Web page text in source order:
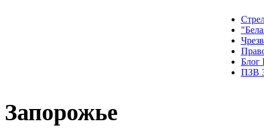
Блог
ПЗВ
Запорожье